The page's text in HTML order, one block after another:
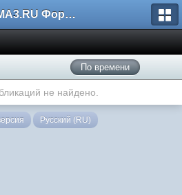
ARMA3.RU Форум
По времени
не найдено.
Русский (RU)